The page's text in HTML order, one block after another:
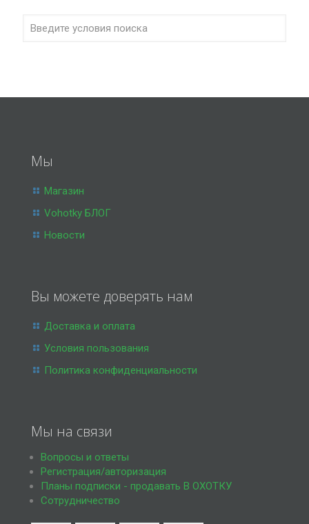
Мы
Магазин
Vohotky БЛОГ
Новости
Вы можете доверять нам
Доставка и оплата
Условия пользования
Политика конфиденциальности
Мы на связи
Вопросы и ответы
Регистрация/авторизация
Планы подписки - продавать В ОХОТКУ
Сотрудничество